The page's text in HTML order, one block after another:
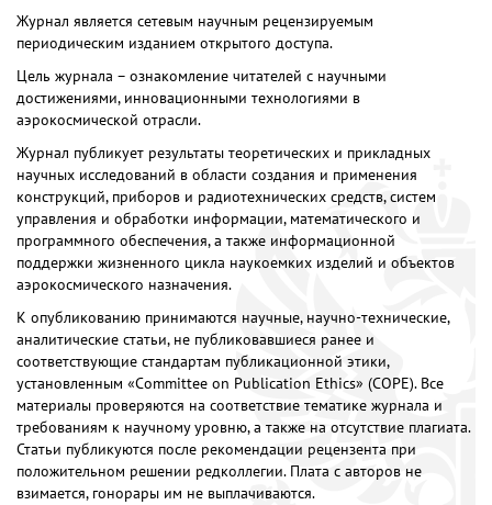
Журнал является сетевым научным рецензируемым
периодическим изданием открытого доступа.
Цель журнала – ознакомление читателей с научными
достижениями, инновационными технологиями в
аэрокосмической отрасли.
Журнал публикует результаты теоретических и прикладных
научных исследований в области создания и применения
конструкций, приборов и радиотехнических средств, систем
управления и обработки информации, математического и
программного обеспечения, а также информационной
поддержки жизненного цикла наукоемких изделий и объектов
аэрокосмического назначения.
К опубликованию принимаются научные, научно-технические,
аналитические статьи, не публиковавшиеся ранее и
соответствующие стандартам публикационной этики,
установленным «Committee on Publication Ethics» (COPE). Все
материалы проверяются на соответствие тематике журнала и
требованиям к научному уровню, а также на отсутствие плагиата.
Статьи публикуются после рекомендации рецензента при
положительном решении редколлегии. Плата с авторов не
взимается, гонорары им не выплачиваются.